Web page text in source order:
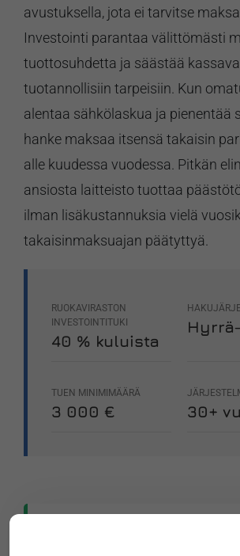
avustuksella, jota ei tarvitse
Investointi parantaa välittömästi
tuottosuhdetta ja säästää
tuotannollisiin tarpeisiin. Kun
alentaa sähkölaskua ja pienentää
hanke maksaa itsensä takaisin
alle kuudessa vuodessa. Pitkän
ansiosta laitteisto tuottaa
ilman lisäkustannuksia vielä
takaisinmaksuajan päätyttyä.
RUOKAVIRASTON
INVESTOINTITUKI
40 % kuluista
TUEN MINIMIMÄÄRÄ
3 000 € 30+